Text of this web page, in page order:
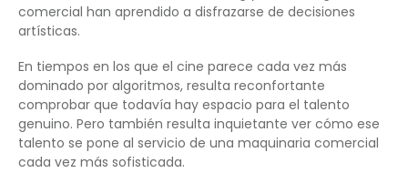
comercial han aprendido a disfrazarse de decisiones
artísticas.
En tiempos en los que el cine parece cada vez más
dominado por algoritmos, resulta reconfortante
comprobar que todavía hay espacio para el talento
genuino. Pero también resulta inquietante ver cómo ese
talento se pone al servicio de una maquinaria comercial
cada vez más sofisticada.